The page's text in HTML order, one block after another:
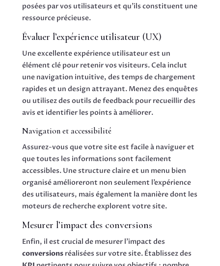
posées par vos utilisateurs et qu’ils constituent une
ressource précieuse.
Évaluer l’expérience utilisateur (UX)
Une excellente expérience utilisateur est un
élément clé pour retenir vos visiteurs. Cela inclut
une navigation intuitive, des temps de chargement
rapides et un design attrayant. Menez des enquêtes
ou utilisez des outils de feedback pour recueillir des
avis et identifier les points à améliorer.
Navigation et accessibilité
Assurez-vous que votre site est facile à naviguer et
que toutes les informations sont facilement
accessibles. Une structure claire et un menu bien
organisé amélioreront non seulement l’expérience
des utilisateurs, mais également la manière dont les
moteurs de recherche explorent votre site.
Mesurer l’impact des conversions
Enfin, il est crucial de mesurer l’impact des
conversionsréalisées sur votre site. Établissez des